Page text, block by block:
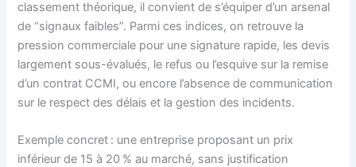
classement théorique, il convient de s’équiper d’un arsenal
de “signaux faibles”. Parmi ces indices, on retrouve la
pression commerciale pour une signature rapide, les devis
largement sous-évalués, le refus ou l’esquive sur la remise
d’un contrat CCMI, ou encore l’absence de communication
sur le respect des délais et la gestion des incidents.
Exemple concret : une entreprise proposant un prix
inférieur de 15 à 20 % au marché, sans justification